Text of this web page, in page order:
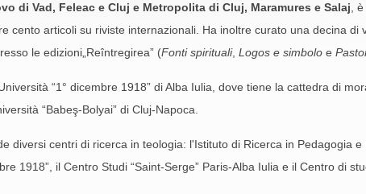
di Vad, Feleac e Cluj e Metropolita di Cluj, Maramures e Salaj ,
cento articoli su riviste internazionali. Ha inoltre curato una decina di
le edizioni„Reîntregirea” (Fonti spirituali, Logos e simbolo e
“1° dicembre 1918” di Alba Iulia, dove tiene la cattedra di
“Babeş-Bolyai” di Cluj-Napoca.
diversi centri di ricerca in teologia: l'Istituto di Ricerca in Pedagogia
1918”, il Centro Studi “Saint-Serge” Paris-Alba Iulia e il Centro di